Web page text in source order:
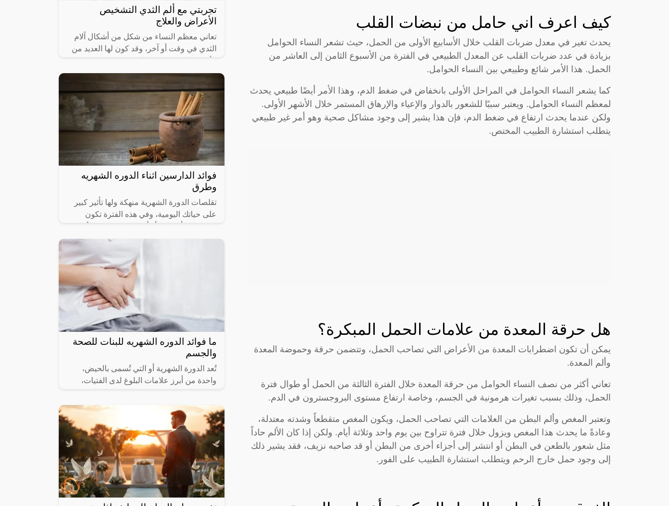
كيف اعرف اني حامل من نبضات القلب
يحدث تغير في معدل ضربات القلب خلال الأسابيع الأولى من الحمل، حيث تشعر النساء الحوامل
بزيادة في عدد ضربات القلب عن المعدل الطبيعي في الفترة من الأسبوع الثامن إلى العاشر من
الحمل. هذا الأمر شائع وطبيعي بين النساء الحوامل.
كما يشعر النساء الحوامل في المراحل الأولى بانخفاض في ضغط الدم، وهذا الأمر أيضًا طبيعي يحدث
لمعظم النساء الحوامل. ويعتبر سببًا للشعور بالدوار والإعياء والإرهاق المستمر خلال الأشهر الأولى.
ولكن عندما يحدث ارتفاع في ضغط الدم، فإن هذا يشير إلى وجود مشاكل صحية وهو أمر غير طبيعي
يتطلب استشارة الطبيب المختص.
هل حرقة المعدة من علامات الحمل المبكرة؟
يمكن أن تكون اضطرابات المعدة من الأعراض التي تصاحب الحمل، وتتضمن حرقة وحموضة المعدة
وألم المعدة.
تعاني أكثر من نصف النساء الحوامل من حرقة المعدة خلال الفترة الثالثة من الحمل أو طوال فترة
الحمل، وذلك بسبب تغيرات هرمونية في الجسم، وخاصة ارتفاع مستوى البروجسترون في الدم.
وتعتبر المغص وألم البطن من العلامات التي تصاحب الحمل، ويكون المغص متقطعاً وشدته معتدلة،
وعادةً ما يحدث هذا المغص ويزول خلال فترة تتراوح بين يوم واحد وثلاثة أيام. ولكن إذا كان الألم حاداً
مثل شعور بالطعن في البطن أو انتشر إلى أجزاء أخرى من البطن أو قد صاحبه نزيف، فقد يشير ذلك
إلى وجود حمل خارج الرحم ويتطلب استشارة الطبيب على الفور.
تجربتي مع ألم الثدي التشخيص
الأعراض والعلاج
تعاني معظم النساء من شكل من أشكال آلام
الثدي في وقت أو آخر، وقد كون لها العديد من
بعض التغيرات التي تحدث في الجسم،
فوائد الدارسين اثناء الدوره الشهريه
وطرق
تقلصات الدورة الشهرية منهكة ولها تأثير كبير
على حياتك اليومية، وفي هذه الفترة تكون
والقرفة أو الدارسين من ضمن هذه
ما فوائد الدوره الشهريه للبنات للصحة
والجسم
تُعد الدورة الشهرية أو التي تُسمى بالحيض،
واحدة من أبرز علامات البلوغ لدى الفتيات،
تطرأ على جسد الفتاة في سن معين يختلف من